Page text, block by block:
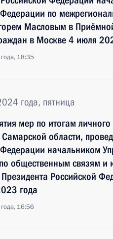
по
Масловым в
в Москве 4 июля
18:35
года, пятница
мер по итогам
области,
начальником
общественным связям
Российской
года
16:56